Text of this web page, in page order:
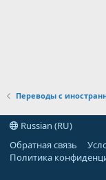
Переводы с
Russian (RU)
Обратная связь
Политика